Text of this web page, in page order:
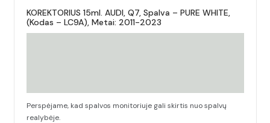
KOREKTORIUS 15ml. AUDI, Q7, Spalva – PURE WHITE,
(Kodas – LC9A), Metai: 2011-2023
Perspėjame, kad spalvos monitoriuje gali skirtis nuo spalvų
realybėje.